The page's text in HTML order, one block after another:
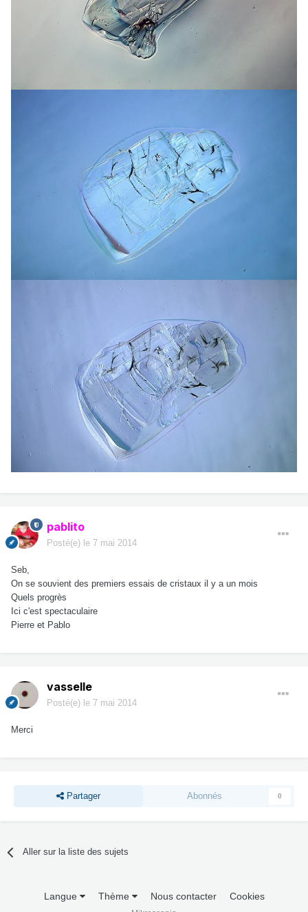
pablito
Posté(e) le 7 mai 2014
Seb,
On se souvient des premiers essais de cristaux il y a un mois
Quels progrès
Ici c'est spectaculaire
Pierre et Pablo
vasselle
Posté(e) le 7 mai 2014
Merci
Partager Abonnés 0
Aller sur la liste des sujets
Langue Thème Nous contacter Cookies